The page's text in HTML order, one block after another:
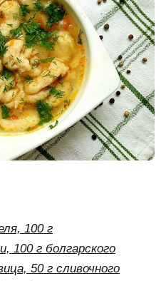
100 г
100 г болгарского
50 г сливочного